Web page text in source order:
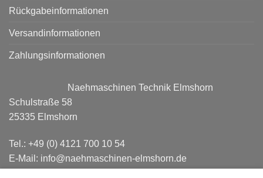
Rückgabeinformationen
Versandinformationen
Zahlungsinformationen
Naehmaschinen Technik Elmshorn
Schulstraße 58
25335 Elmshorn
Tel.: +49 (0) 4121 700 10 54
E-Mail: info@naehmaschinen-elmshorn.de